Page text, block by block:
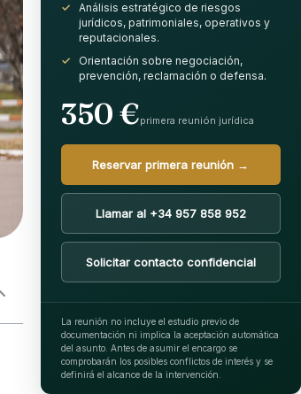
Análisis estratégico de riesgos
jurídicos, patrimoniales, operativos y
reputacionales.
Orientación sobre negociación,
prevención, reclamación o defensa.
350 €primera reunión jurídica
Reservar primera reunión →
Llamar al +34 957 858 952
Solicitar contacto confidencial
La reunión no incluye el estudio previo de
documentación ni implica la aceptación automática
del asunto. Antes de asumir el encargo se
comprobarán los posibles conflictos de interés y se
definirá el alcance de la intervención.